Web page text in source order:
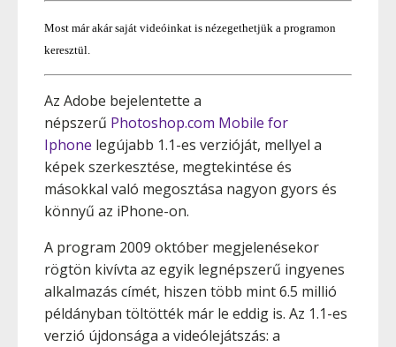
Most már akár saját videóinkat is nézegethetjük a programon
keresztül.
Az Adobe bejelentette a
népszerű Photoshop.com Mobile for
Iphone legújabb 1.1-es verzióját, mellyel a
képek szerkesztése, megtekintése és
másokkal való megosztása nagyon gyors és
könnyű az iPhone-on.
A program 2009 október megjelenésekor
rögtön kivívta az egyik legnépszerű ingyenes
alkalmazás címét, hiszen több mint 6.5 millió
példányban töltötték már le eddig is. Az 1.1-es
verzió újdonsága a videólejátszás: a